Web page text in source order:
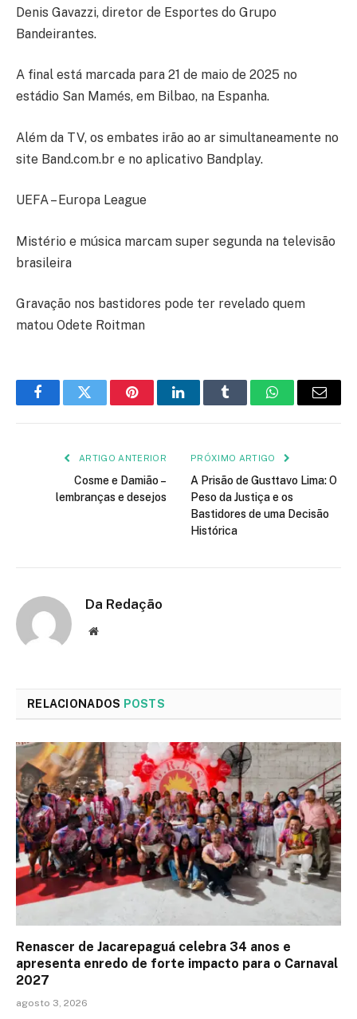
Denis Gavazzi, diretor de Esportes do Grupo
Bandeirantes.
A final está marcada para 21 de maio de 2025 no
estádio San Mamés, em Bilbao, na Espanha.
Além da TV, os embates irão ao ar simultaneamente no
site Band.com.br e no aplicativo Bandplay.
UEFA – Europa League
Mistério e música marcam super segunda na televisão
brasileira
Gravação nos bastidores pode ter revelado quem
matou Odete Roitman
FacebookTwitter PinterestLinkedInTumblr WhatsApp
E-
ARTIGO ANTERIOR
Cosme e Damião –
lembranças e desejos
PRÓXIMO ARTIGO
A Prisão de Gusttavo Lima: O
Peso da Justiça e os
Bastidores de uma Decisão
Histórica
Da Redação
Site
RELACIONADOS POSTS
Renascer de Jacarepaguá celebra 34 anos e
apresenta enredo de forte impacto para o Carnaval
2027
agosto 3, 2026